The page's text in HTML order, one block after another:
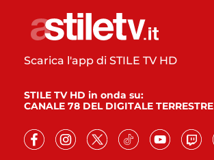
Scarica l'app di STILE TV HD
STILE TV HD in onda su:
CANALE 78 DEL DIGITALE TERRESTRE